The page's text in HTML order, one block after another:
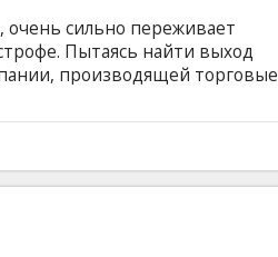
сильно переживает
Пытаясь найти выход
производящей торговые
решает ответить
начинает отстраивать
сначала до основания
с субтитрами на латышском